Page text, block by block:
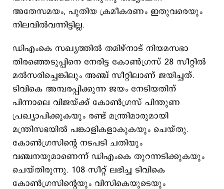
അതേസമയം, പുതിയ ക്രമീകരണം ഇതുവരെയും
നിലവില്‍വന്നിട്ടില്ല.
ഡിഎംകെ സഖ്യത്തില്‍ തമിഴ്നാട് നിയമസഭാ
തിരഞ്ഞെടുപ്പിനെ നേരിട്ട കോണ്‍ഗ്രസ് 28 സീറ്റില്‍
മല്‍സരിച്ചെങ്കിലും അ‍ഞ്ച് സീറ്റിലാണ് ജയിച്ചത്.
ടിവികെ അമ്പരപ്പിക്കുന്ന ജയം നേടിയതിന്
പിന്നാലെ വിജയ്​ക്ക് കോണ്‍ഗ്രസ് പിന്തുണ
പ്രഖ്യാപിക്കുകയും രണ്ട് മന്ത്രിമാരുമായി
മന്ത്രിസഭയില്‍ പങ്കാളികളാകുകയും ചെയ്തു.
കോണ്‍ഗ്രസിന്‍റെ നടപടി ചതിയും
വഞ്ചനയുമാണെന്ന് ഡിഎംകെ തുറന്നടിക്കുകയും
ചെയ്തിരുന്നു. 108 സീറ്റ് ലഭിച്ച ടിവികെ
കോണ്‍ഗ്രസിന്‍റെയും വിസികെയുടെയും